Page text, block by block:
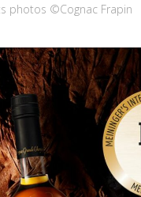
photos ©Cognac Frapin